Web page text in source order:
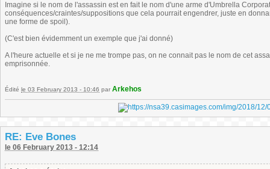
Imagine si le nom de l'assassin est en fait le nom d'une arme d'Umbrella
conséquences/craintes/suppositions que cela pourrait engendrer, juste en
une forme de spoil).
(C'est bien évidemment un exemple que j'ai donné)
A l'heure actuelle et si je ne me trompe pas, on ne connait pas le nom de cet
emprisonnée.
Édité le 03 February 2013 - 10:46 par Arkehos
RE: Eve Bones
le 06 February 2013 - 12:14